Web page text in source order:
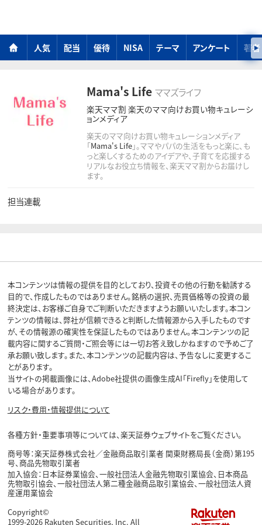
人気 配当 優待 NISA テーマ アンケート 著者
Mama's Life ママズライフ
楽天ママ割 楽天のママ向けお買い物キュレーシ
ョンメディア
楽天のママ向けお買い物キュレーションメディア
「Mama's Life」。ママやパパの生活をもっと楽に、も
っと楽しくするためのアイデアや、子育てを応援する
リアルなお役立ち情報を、楽天ママ割からお届けし
ます。
担当連載
本コンテンツは情報の提供を目的としており、投資その他の行動を勧誘する
目的で、作成したものではありません。銘柄の選択、売買価格等の投資の最
終決定は、お客様ご自身でご判断いただきますようお願いいたします。本コン
テンツの情報は、弊社が信頼できると判断した情報源から入手したものです
が、その情報源の確実性を保証したものではありません。本コンテンツの記
載内容に関するご質問・ご照会等には一切お答え致しかねますので予めご了
承お願い致します。また、本コンテンツの記載内容は、予告なしに変更するこ
とがあります。
当サイトの掲載画像には、Adobe社提供の画像生成AI「Firefly」を使用して
いる場合があります。
リスク・費用・情報提供について
各種方針・重要事項等については、楽天証券ウェブサイトをご覧ください。
商号等：楽天証券株式会社／金融商品取引業者 関東財務局長（金商）第195
号、商品先物取引業者
加入協会：日本証券業協会、一般社団法人金融先物取引業協会、日本商品
先物取引協会、一般社団法人第二種金融商品取引業協会、一般社団法人資
産運用業協会
Copyright©
1999-2026 Rakuten Securities, Inc. All